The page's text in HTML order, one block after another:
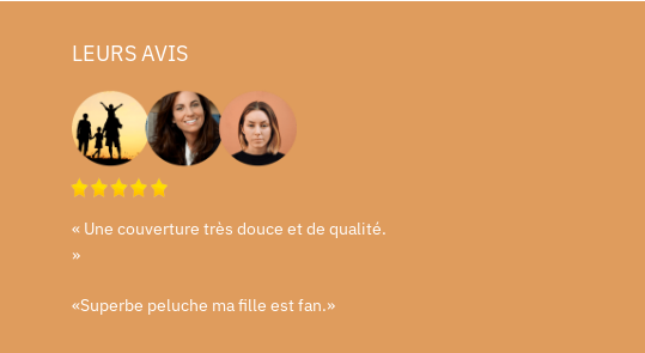
LEURS AVIS
« Une couverture très douce et de qualité.
»
«Superbe peluche ma fille est fan.»